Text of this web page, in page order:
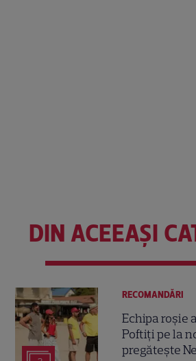
DIN ACEEAȘI
RECOMANDĂRI
Echipa roșie
Poftiți pe la
pregătește